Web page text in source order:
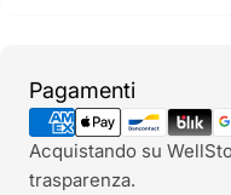
Pagamenti
Metodi
di
pagamento
Acquistando su
trasparenza.